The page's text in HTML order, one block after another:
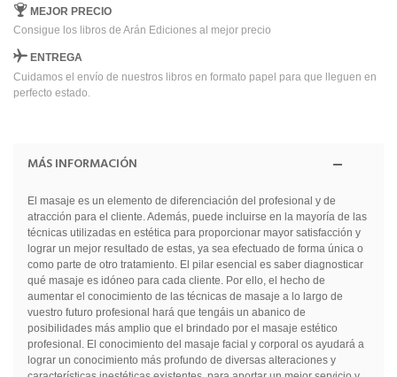
MEJOR PRECIO
Consigue los libros de Arán Ediciones al mejor precio
ENTREGA
Cuidamos el envío de nuestros libros en formato papel para que lleguen en
perfecto estado.
MÁS INFORMACIÓN
El masaje es un elemento de diferenciación del profesional y de
atracción para el cliente. Además, puede incluirse en la mayoría de las
técnicas utilizadas en estética para proporcionar mayor satisfacción y
lograr un mejor resultado de estas, ya sea efectuado de forma única o
como parte de otro tratamiento. El pilar esencial es saber diagnosticar
qué masaje es idóneo para cada cliente. Por ello, el hecho de
aumentar el conocimiento de las técnicas de masaje a lo largo de
vuestro futuro profesional hará que tengáis un abanico de
posibilidades más amplio que el brindado por el masaje estético
profesional. El conocimiento del masaje facial y corporal os ayudará a
lograr un conocimiento más profundo de diversas alteraciones y